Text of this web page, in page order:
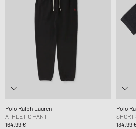
Polo Ralph Lauren
ATHLETIC PANT
164,99 €
Polo
SHORT
134,99